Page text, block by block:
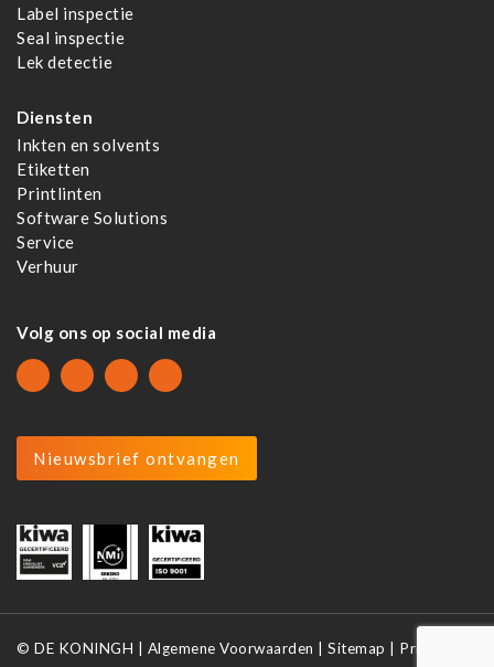
Label inspectie
Seal inspectie
Lek detectie
Diensten
Inkten en solvents
Etiketten
Printlinten
Software Solutions
Service
Verhuur
Volg ons op social media
Nieuwsbrief ontvangen
© DE KONINGH | Algemene Voorwaarden Sitemap
Privacy